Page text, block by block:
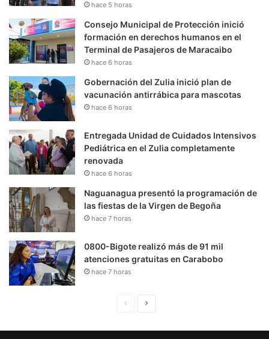
hace 5 horas
Consejo Municipal de Protección inició
formación en derechos humanos en el
Terminal de Pasajeros de Maracaibo
hace 6 horas
Gobernación del Zulia inició plan de
vacunación antirrábica para mascotas
hace 6 horas
Entregada Unidad de Cuidados Intensivos
Pediátrica en el Zulia completamente
renovada
hace 6 horas
Naguanagua presentó la programación de
las fiestas de la Virgen de Begoña
hace 7 horas
0800-Bigote realizó más de 91 mil
atenciones gratuitas en Carabobo
hace 7 horas